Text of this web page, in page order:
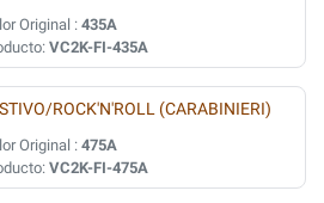
Original :435A
VC2K-FI-435A
ROCK'N'ROLL (CARABINIERI)
Original :475A
VC2K-FI-475A